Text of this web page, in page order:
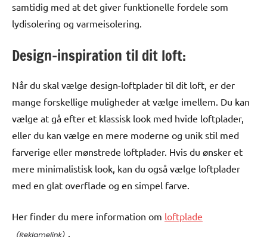
samtidig med at det giver funktionelle fordele som
lydisolering og varmeisolering.
Design-inspiration til dit loft:
Når du skal vælge design-loftplader til dit loft, er der
mange forskellige muligheder at vælge imellem. Du kan
vælge at gå efter et klassisk look med hvide loftplader,
eller du kan vælge en mere moderne og unik stil med
farverige eller mønstrede loftplader. Hvis du ønsker et
mere minimalistisk look, kan du også vælge loftplader
med en glat overflade og en simpel farve.
Her finder du mere information om loftplade
.